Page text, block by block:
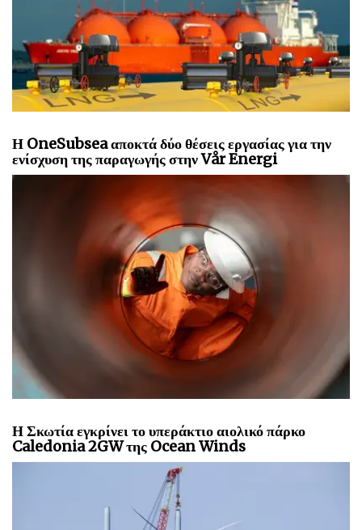
Η OneSubsea αποκτά δύο θέσεις εργασίας για την
ενίσχυση της παραγωγής στην Vår Energi
Η Σκωτία εγκρίνει το υπεράκτιο αιολικό πάρκο
Caledonia 2GW της Ocean Winds